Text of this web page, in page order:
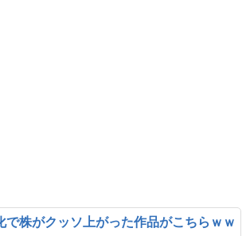
で株がクッソ上がった作品がこちらｗｗ